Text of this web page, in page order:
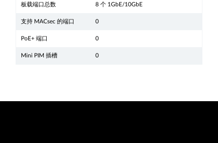
板载端口总数 8 个 1GbE/10GbE
支持 MACsec 的端口 0
PoE+ 端口 0
Mini PIM 插槽 0